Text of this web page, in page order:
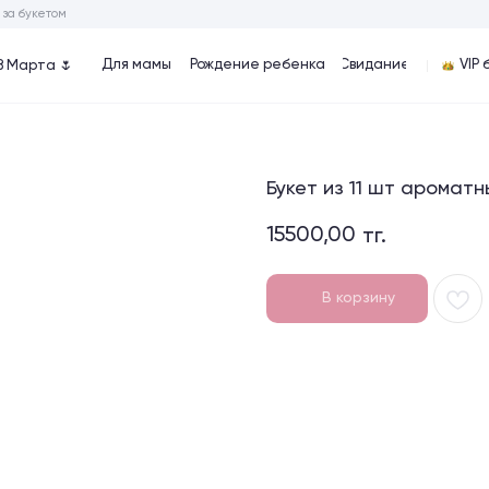
Для мамы VIP букеты
Рождение ребенка Cвидание
Букет из 11 шт
15500,00 тг.
В корзину